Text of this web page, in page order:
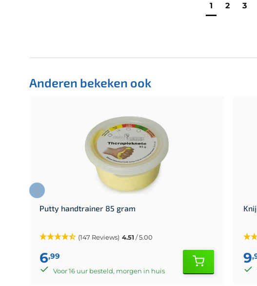
1 2 3
Anderen bekeken ook
Putty handtrainer 85 gram
(147 Reviews) 4.51 / 5.00
6,99
Voor 16 uur besteld, morgen in huis
9